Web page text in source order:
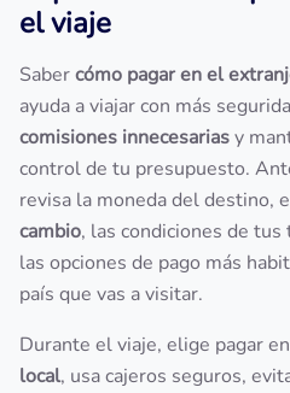
el viaje
Sabercómo pagar en el
ayuda a viajar con más
comisiones innecesariasy
control de tu presupuesto.
revisa la moneda del destino,
cambio, las condiciones de tus
las opciones de pago más
país que vas a visitar.
Durante el viaje, elige pagar en
local, usa cajeros seguros,